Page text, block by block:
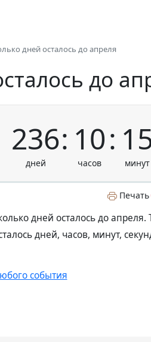
дней осталось до апреля
до
236 10
Печать
дней осталось до
дней, часов, минут,
события